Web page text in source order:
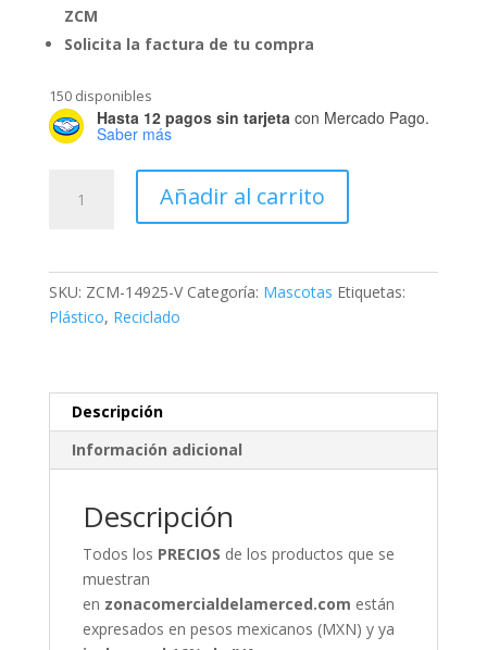
ZCM
Solicita la factura de tu compra
150 disponibles
Hasta 12 pagos sin tarjetacon Mercado Pago.
Saber más
cantidad
Añadir al carrito
SKU: ZCM-14925-V Categoría: Mascotas Etiquetas:
Plástico, Reciclado
Descripción
Información adicional
Descripción
Todos los PRECIOS de los productos que se
muestran
en zonacomercialdelamerced.com están
expresados en pesos mexicanos (MXN) y ya